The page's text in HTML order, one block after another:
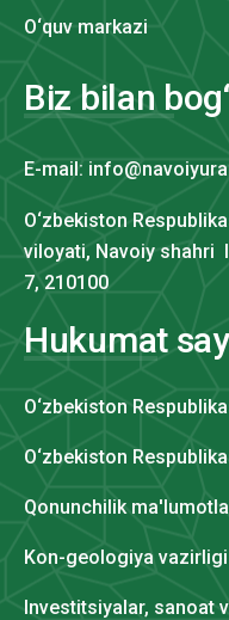
O‘quv markazi
Biz bilan
E-mail:
O‘zbekiston
viloyati, Navoiy shahri
7, 210100
Hukumat
O‘zbekiston
O‘zbekiston
Qonunchilik
Kon-geologiya vazirligi
Investitsiyalar, sanoat